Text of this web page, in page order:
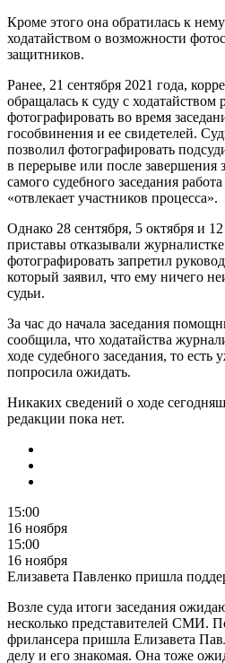
Кроме этого она обратилась к
ходатайством о возможности
защитников.
Ранее, 21 сентября 2021 года,
обращалась к суду с ходатайством
фотографировать во время
гособвинения и ее свидетелей.
позволил фотографировать
в перерыве или после завершения
самого судебного заседания
«отвлекает участников процесса».
Однако 28 сентября, 5 октября и
приставы отказывали
фотографировать запретил
который заявил, что ему ничего
судьи.
За час до начала заседания
сообщила, что ходатайства
ходе судебного заседания, то есть
попросила ожидать.
Никаких сведений о ходе
редакции пока нет.
15:00
16 ноября
15:00
16 ноября
Елизавета Павленко пришла
Возле суда итоги заседания
несколько представителей СМИ.
фрилансера пришла Елизавета
делу и его знакомая. Она тоже